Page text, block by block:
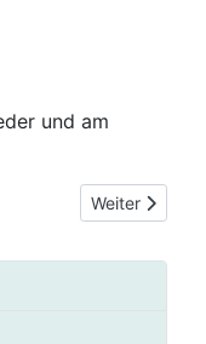
und am
Nächster
Weiter